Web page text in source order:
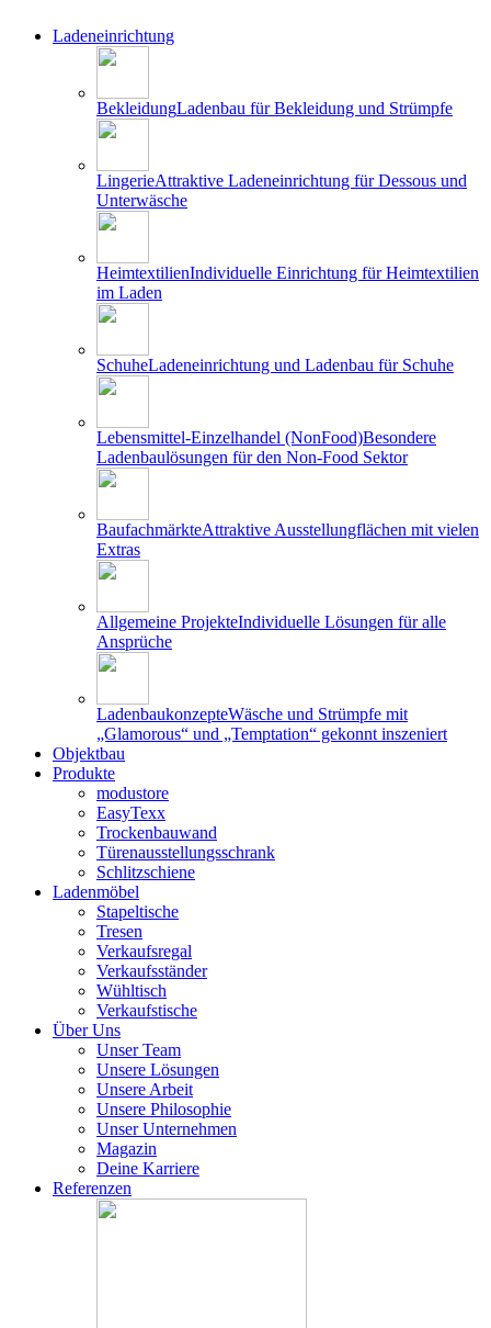
Ladeneinrichtung
BekleidungLadenbau für Bekleidung und Strümpfe
LingerieAttraktive Ladeneinrichtung für Dessous und
Unterwäsche
HeimtextilienIndividuelle Einrichtung für Heimtextilien
im Laden
SchuheLadeneinrichtung und Ladenbau für Schuhe
Lebensmittel-Einzelhandel (NonFood)Besondere
Ladenbaulösungen für den Non-Food Sektor
BaufachmärkteAttraktive Ausstellungflächen mit vielen
Extras
Allgemeine ProjekteIndividuelle Lösungen für alle
Ansprüche
LadenbaukonzepteWäsche und Strümpfe mit
„Glamorous“ und „Temptation“ gekonnt inszeniert
Objektbau
Produkte
modustore
EasyTexx
Trockenbauwand
Türenausstellungsschrank
Schlitzschiene
Ladenmöbel
Stapeltische
Tresen
Verkaufsregal
Verkaufsständer
Wühltisch
Verkaufstische
Über Uns
Unser Team
Unsere Lösungen
Unsere Arbeit
Unsere Philosophie
Unser Unternehmen
Magazin
Deine Karriere
Referenzen